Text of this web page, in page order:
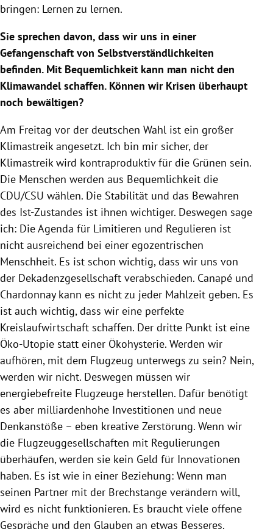
bringen: Lernen zu lernen.
Sie sprechen davon, dass wir uns in einer
Gefangenschaft von Selbstverständlichkeiten
befinden. Mit Bequemlichkeit kann man nicht den
Klimawandel schaffen. Können wir Krisen überhaupt
noch bewältigen?
Am Freitag vor der deutschen Wahl ist ein großer
Klimastreik angesetzt. Ich bin mir sicher, der
Klimastreik wird kontraproduktiv für die Grünen sein.
Die Menschen werden aus Bequemlichkeit die
CDU/CSU wählen. Die Stabilität und das Bewahren
des Ist-Zustandes ist ihnen wichtiger. Deswegen sage
ich: Die Agenda für Limitieren und Regulieren ist
nicht ausreichend bei einer egozentrischen
Menschheit. Es ist schon wichtig, dass wir uns von
der Dekadenzgesellschaft verabschieden. Canapé und
Chardonnay kann es nicht zu jeder Mahlzeit geben. Es
ist auch wichtig, dass wir eine perfekte
Kreislaufwirtschaft schaffen. Der dritte Punkt ist eine
Öko-Utopie statt einer Ökohysterie. Werden wir
aufhören, mit dem Flugzeug unterwegs zu sein? Nein,
werden wir nicht. Deswegen müssen wir
energiebefreite Flugzeuge herstellen. Dafür benötigt
es aber milliardenhohe Investitionen und neue
Denkanstöße – eben kreative Zerstörung. Wenn wir
die Flugzeuggesellschaften mit Regulierungen
überhäufen, werden sie kein Geld für Innovationen
haben. Es ist wie in einer Beziehung: Wenn man
seinen Partner mit der Brechstange verändern will,
wird es nicht funktionieren. Es braucht viele offene
Gespräche und den Glauben an etwas Besseres.